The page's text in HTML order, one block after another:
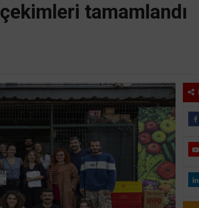
çekimleri tamamlandı